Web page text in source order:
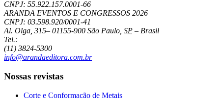
CNPJ: 55.922.157.0001-66
ARANDA EVENTOS E CONGRESSOS 2026
CNPJ: 03.598.920/0001-41
Al. Olga, 315– 01155-900 São Paulo SP – Brasil
Tel.:
(11) 3824-5300
info@arandaeditora.com.br
Nossas revistas
Corte e Conformação de Metais